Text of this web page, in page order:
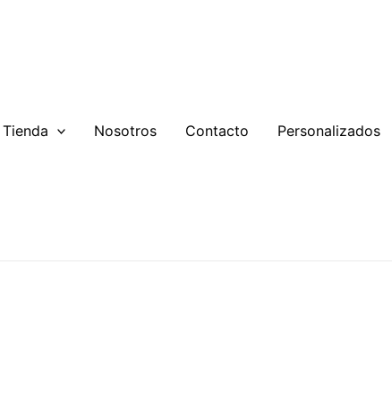
Tienda Nosotros Contacto Personalizados